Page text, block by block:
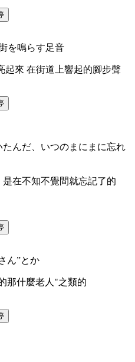
を鳴らす足音
起來 在街道上響起的腳步聲
たんだ、いつのまにまに忘れ
是在不知不覺間就忘記了的
ん”とか
那什麼老人"之類的